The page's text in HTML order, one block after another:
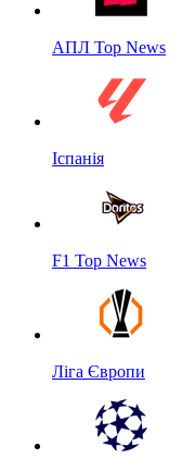
АПЛ Top News
Іспанія
F1 Top News
Ліга Європи